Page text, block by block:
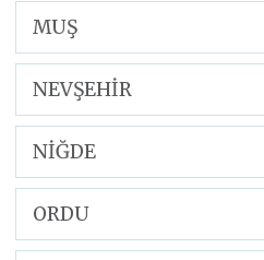
MUŞ
NEVŞEHİR
NİĞDE
ORDU